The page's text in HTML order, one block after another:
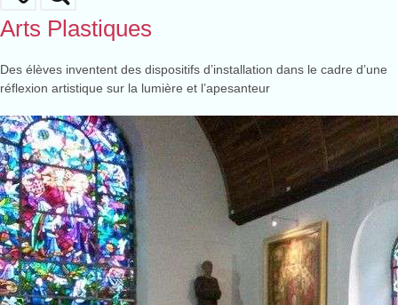
Arts Plastiques
Des élèves inventent des dispositifs d’installation dans le cadre d’une
réflexion artistique sur la lumière et l’apesanteur